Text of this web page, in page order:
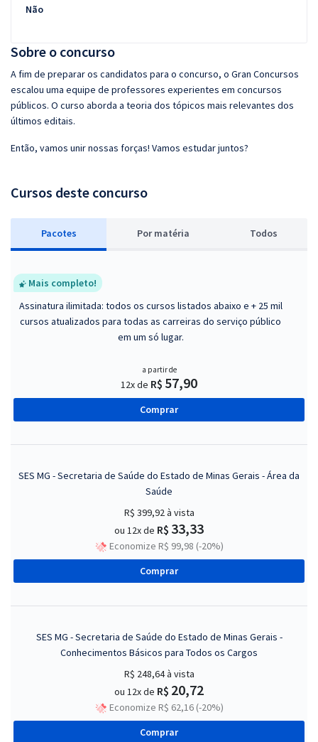
Sobre o concurso
A fim de preparar os candidatos para o concurso, o Gran Concursos
escalou uma equipe de professores experientes em concursos
públicos. O curso aborda a teoria dos tópicos mais relevantes dos
últimos editais.
Então, vamos unir nossas forças! Vamos estudar juntos?
Cursos deste concurso
Pacotes Por matéria Todos
Mais completo!
Assinatura ilimitada: todos os cursos listados abaixo e + 25 mil
cursos atualizados para todas as carreiras do serviço público
em um só lugar.
a partir de
12x de R$ 57,90
Comprar
SES MG - Secretaria de Saúde do Estado de Minas Gerais - Área da
Saúde
R$ 399,92à vista
ou 12x de R$ 33,33
Economize R$ 99,98 (-20%)
Comprar
SES MG - Secretaria de Saúde do Estado de Minas Gerais -
Conhecimentos Básicos para Todos os Cargos
R$ 248,64à vista
ou 12x de R$ 20,72
Economize R$ 62,16 (-20%)
Comprar
Não